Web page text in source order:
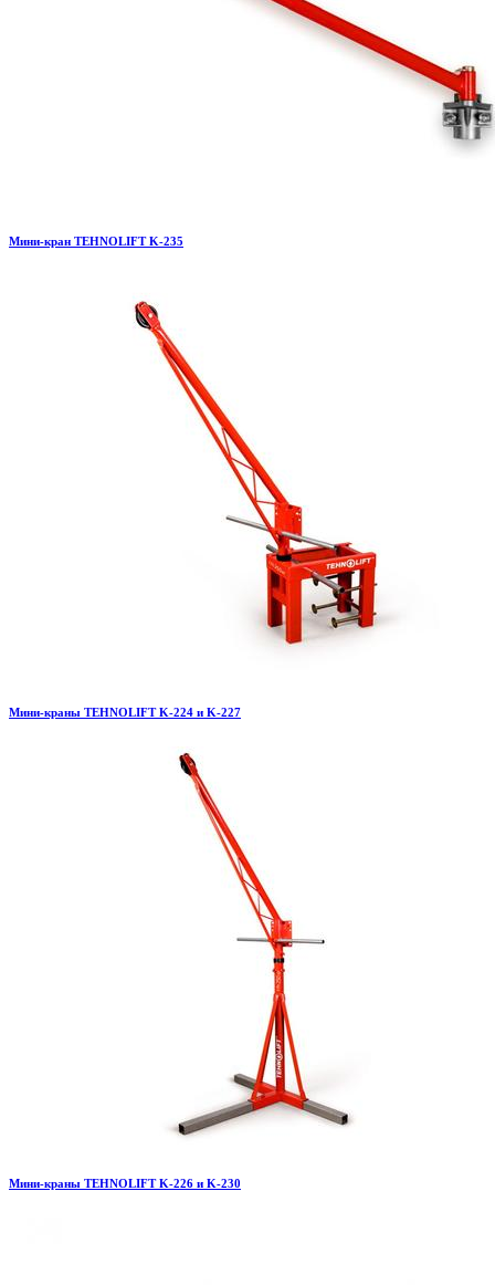
Мини-кран TEHNOLIFT K-235
Мини-краны TEHNOLIFT K-224 и K-227
Мини-краны TEHNOLIFT K-226 и K-230